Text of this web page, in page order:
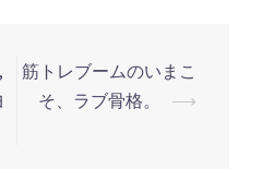
筋トレブームのいまこ
そ、ラブ骨格。
⟶